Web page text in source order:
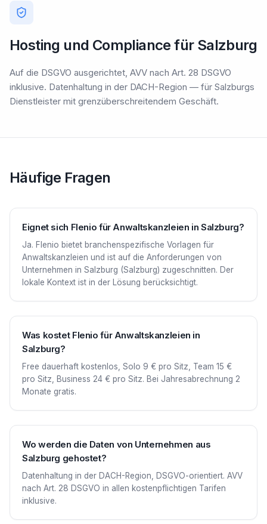
Hosting und Compliance für Salzburg
Auf die DSGVO ausgerichtet, AVV nach Art. 28 DSGVO
inklusive. Datenhaltung in der DACH-Region — für Salzburgs
Dienstleister mit grenzüberschreitendem Geschäft.
Häufige Fragen
Eignet sich Flenio für Anwaltskanzleien in Salzburg?
Ja. Flenio bietet branchenspezifische Vorlagen für
Anwaltskanzleien und ist auf die Anforderungen von
Unternehmen in Salzburg (Salzburg) zugeschnitten. Der
lokale Kontext ist in der Lösung berücksichtigt.
Was kostet Flenio für Anwaltskanzleien in
Salzburg?
Free dauerhaft kostenlos, Solo 9 € pro Sitz, Team 15 €
pro Sitz, Business 24 € pro Sitz. Bei Jahresabrechnung 2
Monate gratis.
Wo werden die Daten von Unternehmen aus
Salzburg gehostet?
Datenhaltung in der DACH-Region, DSGVO-orientiert. AVV
nach Art. 28 DSGVO in allen kostenpflichtigen Tarifen
inklusive.